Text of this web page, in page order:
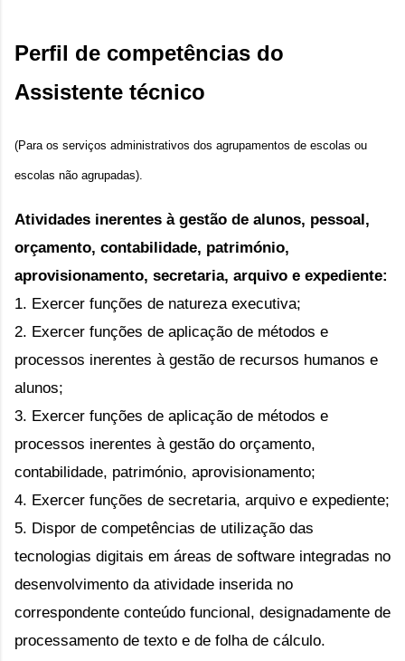
Perfil de competências do
Assistente técnico
(Para os serviços administrativos dos agrupamentos de escolas ou
escolas não agrupadas).
Atividades inerentes à gestão de alunos, pessoal,
orçamento, contabilidade, património,
aprovisionamento, secretaria, arquivo e expediente:
1. Exercer funções de natureza executiva;
2. Exercer funções de aplicação de métodos e
processos inerentes à gestão de recursos humanos e
alunos;
3. Exercer funções de aplicação de métodos e
processos inerentes à gestão do orçamento,
contabilidade, património, aprovisionamento;
4. Exercer funções de secretaria, arquivo e expediente;
5. Dispor de competências de utilização das
tecnologias digitais em áreas de software integradas no
desenvolvimento da atividade inserida no
correspondente conteúdo funcional, designadamente de
processamento de texto e de folha de cálculo.